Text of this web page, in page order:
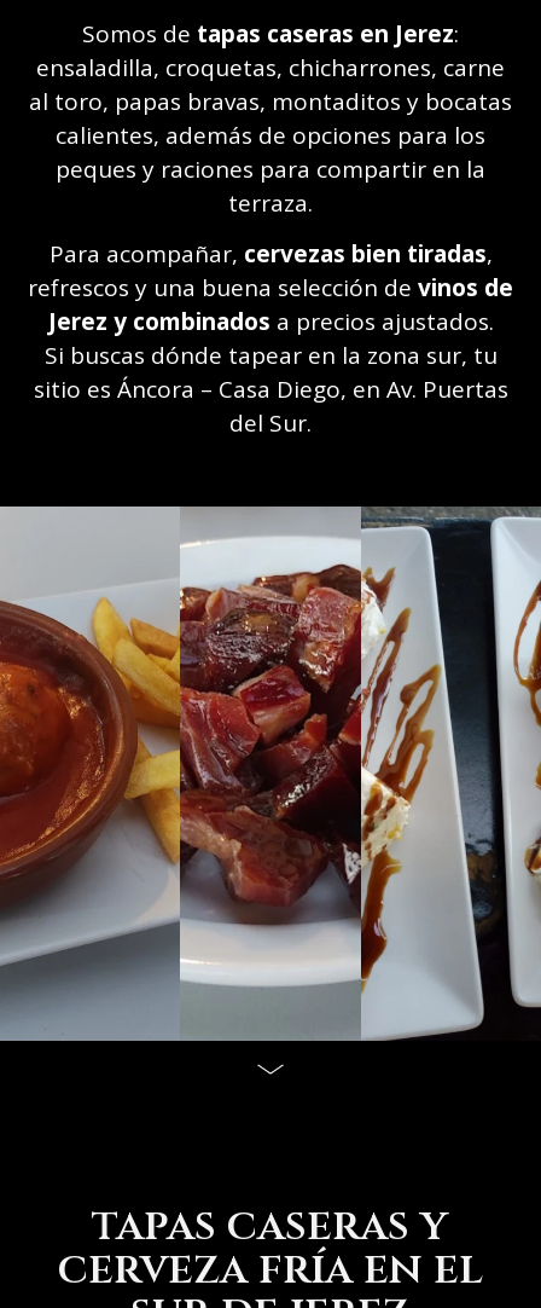
Somos de tapas caseras en Jerez:
ensaladilla, croquetas, chicharrones, carne
al toro, papas bravas, montaditos y bocatas
calientes, además de opciones para los
peques y raciones para compartir en la
terraza.
Para acompañar, cervezas bien tiradas,
refrescos y una buena selección de vinos de
Jerez y combinados a precios ajustados.
Si buscas dónde tapear en la zona sur, tu
sitio es Áncora – Casa Diego, en Av. Puertas
del Sur.
tapas caseras y
cerveza fría en el